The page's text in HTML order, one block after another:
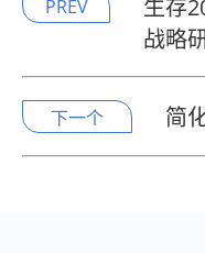
PREV
生存
战略
下一个 简